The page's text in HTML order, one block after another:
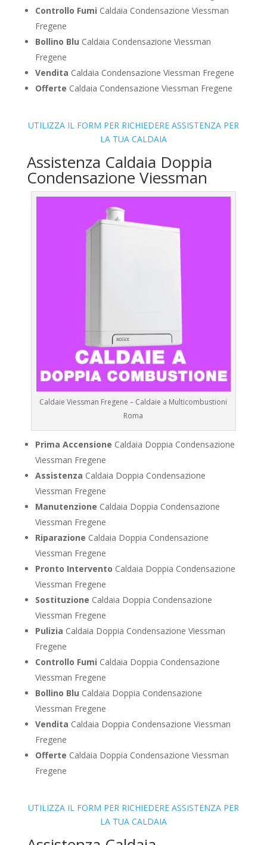
Controllo Fumi Caldaia Condensazione Viessman
Fregene
Bollino Blu Caldaia Condensazione Viessman
Fregene
Vendita Caldaia Condensazione Viessman Fregene
Offerte Caldaia Condensazione Viessman Fregene
UTILIZZA IL FORM PER RICHIEDERE ASSISTENZA PER
LA TUA CALDAIA
Assistenza Caldaia Doppia
Condensazione Viessman
Caldaie Viessman Fregene – Caldaie a Multicombustioni
Roma
Prima Accensione Caldaia Doppia Condensazione
Viessman Fregene
Assistenza Caldaia Doppia Condensazione
Viessman Fregene
Manutenzione Caldaia Doppia Condensazione
Viessman Fregene
Riparazione Caldaia Doppia Condensazione
Viessman Fregene
Pronto Intervento Caldaia Doppia Condensazione
Viessman Fregene
Sostituzione Caldaia Doppia Condensazione
Viessman Fregene
Pulizia Caldaia Doppia Condensazione Viessman
Fregene
Controllo Fumi Caldaia Doppia Condensazione
Viessman Fregene
Bollino Blu Caldaia Doppia Condensazione
Viessman Fregene
Vendita Caldaia Doppia Condensazione Viessman
Fregene
Offerte Caldaia Doppia Condensazione Viessman
Fregene
UTILIZZA IL FORM PER RICHIEDERE ASSISTENZA PER
LA TUA CALDAIA